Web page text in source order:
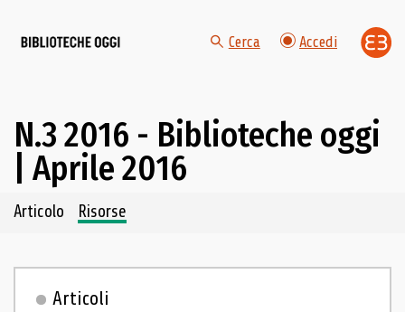
Cerca Accedi
N.3 2016 - Biblioteche oggi
| Aprile 2016
Navigazione dei contenuti del fascicolo
Articolo Risorse
Articoli